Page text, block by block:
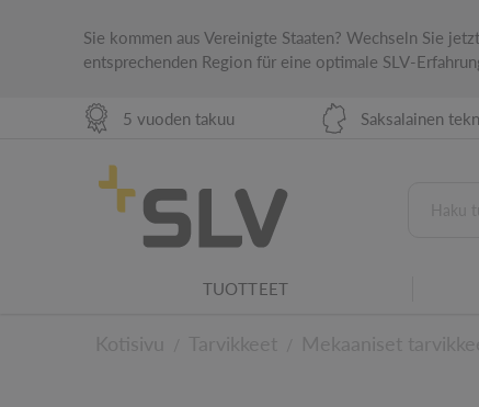
Sie kommen aus Vereinigte Staaten? Wechseln Sie
entsprechenden Region für eine optimale SLV-
5 vuoden takuu Saksalainen
TUOTTEET